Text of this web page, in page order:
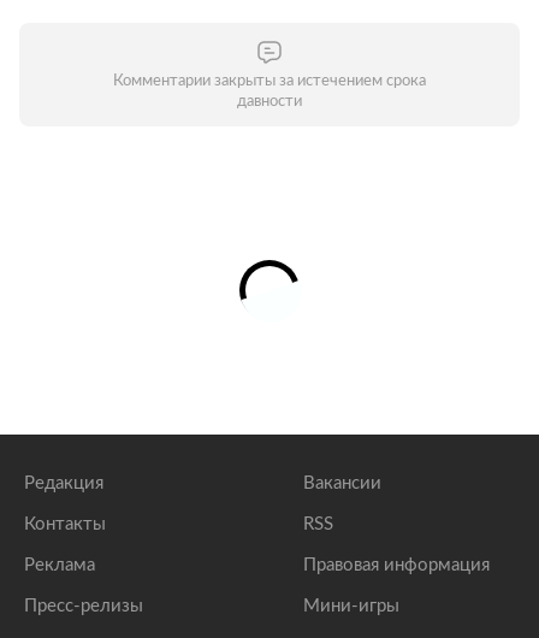
Комментарии закрыты за истечением срока
давности
Редакция
Контакты
Реклама
Пресс-релизы
Вакансии
RSS
Правовая информация
Мини-игры